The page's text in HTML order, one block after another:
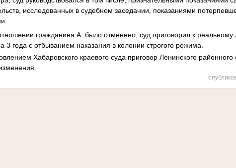
исследованных в судебном заседании, показаниями
гражданина А. было отменено, суд приговорил к
3 года с отбыванием наказания в колонии строгого режима.
Хабаровского краевого суда приговор Ленинского районного